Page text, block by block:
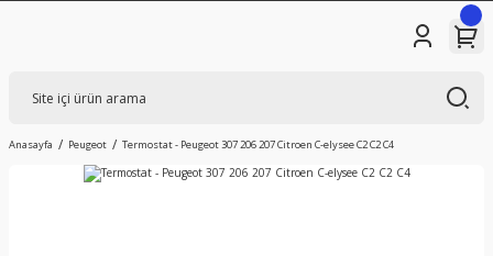
Anasayfa Peugeot Termostat - Peugeot 307 206 207 Citroen C-elysee C2 C2 C4